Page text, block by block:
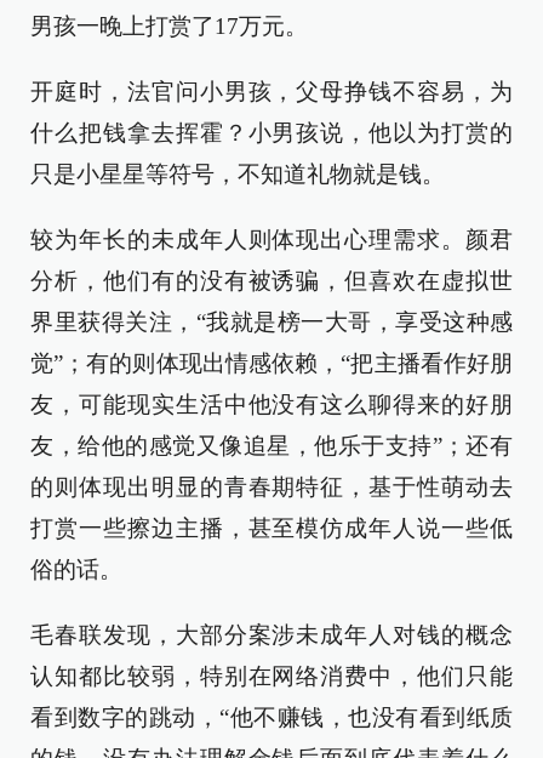
男孩一晚上打赏了17万元。
开庭时，法官问小男孩，父母挣钱不容易，为
什么把钱拿去挥霍？小男孩说，他以为打赏的
只是小星星等符号，不知道礼物就是钱。
较为年长的未成年人则体现出心理需求。颜君
分析，他们有的没有被诱骗，但喜欢在虚拟世
界里获得关注，“我就是榜一大哥，享受这种感
觉”；有的则体现出情感依赖，“把主播看作好朋
友，可能现实生活中他没有这么聊得来的好朋
友，给他的感觉又像追星，他乐于支持”；还有
的则体现出明显的青春期特征，基于性萌动去
打赏一些擦边主播，甚至模仿成年人说一些低
俗的话。
毛春联发现，大部分案涉未成年人对钱的概念
认知都比较弱，特别在网络消费中，他们只能
看到数字的跳动，“他不赚钱，也没有看到纸质